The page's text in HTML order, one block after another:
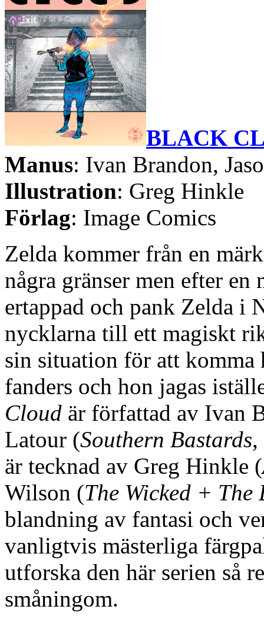
BLACK
Manus: Ivan Brandon,
Illustration: Greg Hinkle
Förlag: Image Comics
Zelda kommer från en
några gränser men efter
ertappad och pank Zelda i
nycklarna till ett magiskt
sin situation för att
fanders och hon jagas
Cloud är författad av Ivan
Latour (Southern Bastards,
är tecknad av Greg Hinkle (
Wilson (The Wicked + The
blandning av fantasi och
vanligtvis mästerliga
utforska den här serien så
småningom.